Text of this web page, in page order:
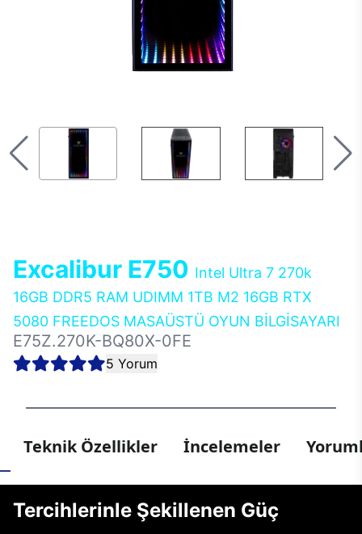
Excalibur E750 Intel Ultra 7 270k
16GB DDR5 RAM UDIMM 1TB M2 16GB RTX
5080 FREEDOS MASAÜSTÜ OYUN BİLGİSAYARI
E75Z.270K-BQ80X-0FE
5 Yorum
Teknik Özellikler İncelemeler
Tercihlerinle Şekillenen Güç